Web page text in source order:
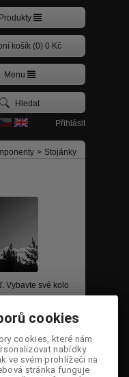
Přihlásit
Produkty
košík (0) 0 Kč
Menu
> Stojánky
Vybavte své kolo
zobrazení
cookies
cookies, které nám
nabídky.
ve svém prohlížeči na
stránka funguje
cookies
cookies, které nám
nabídky.
ve svém prohlížeči na
stránka funguje